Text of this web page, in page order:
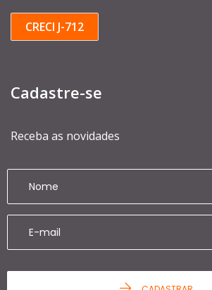
CRECI J-712
Cadastre-se
Receba as novidades